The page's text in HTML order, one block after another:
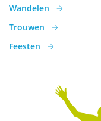
Wandelen
Trouwen
Feesten